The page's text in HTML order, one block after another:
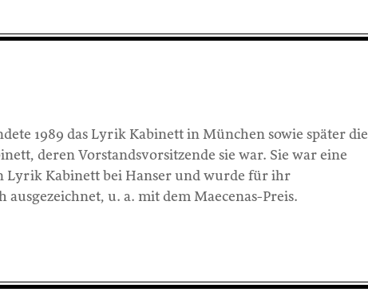
1989 das Lyrik Kabinett in München sowie später die
deren Vorstandsvorsitzende sie war. Sie war eine
Lyrik Kabinett bei Hanser und wurde für ihr
ausgezeichnet, u. a. mit dem Maecenas-Preis.